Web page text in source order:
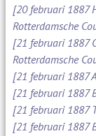
[20 februari 1887
Rotterdamsche
[21 februari 1887
Rotterdamsche
[21 februari 1887
[21 februari 1887
[21 februari 1887
[21 februari 1887